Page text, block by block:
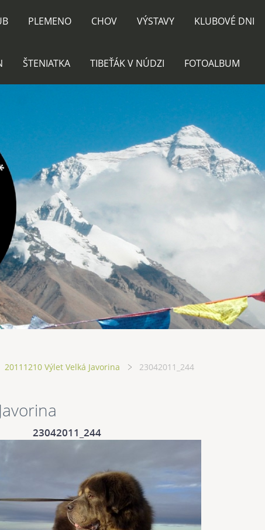
PLEMENO CHOV VÝSTAVY KLUBOVÉ DNI
ŠTENIATKA TIBEŤÁK V NÚDZI FOTOALBUM
20111210 Výlet Velká Javorina 23042011_244
23042011_244